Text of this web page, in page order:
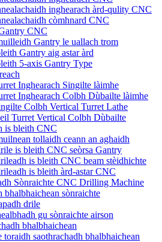
inghearach àrd-qulity CNC
còmhnard CNC
CNC
Gantry le uallach trom
Gantry aig astar àrd
5-axis Gantry Type
Inghearach Singilte làimhe
Inghearach Colbh Dùbailte làimhe
Colbh Vertical Turret Lathe
Turret Vertical Colbh Dùbailte
is bleith CNC
tollaidh ceann an aghaidh
is bleith CNC seòrsa Gantry
is bleith CNC beam stèidhichte
is bleith àrd-astar CNC
Sònraichte CNC Drilling Machine
bhalbhaichean sònraichte
drile
gu sònraichte airson
bhalbhaichean
toraidh saothrachadh bhalbhaichean